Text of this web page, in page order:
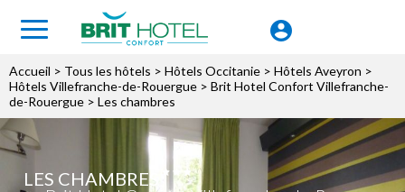
Accueil > Tous les hôtels > Hôtels Occitanie > Hôtels Aveyron >
Hôtels Villefranche-de-Rouergue > Brit Hotel Confort Villefranche-
de-Rouergue > Les chambres
LES CHAMBRES